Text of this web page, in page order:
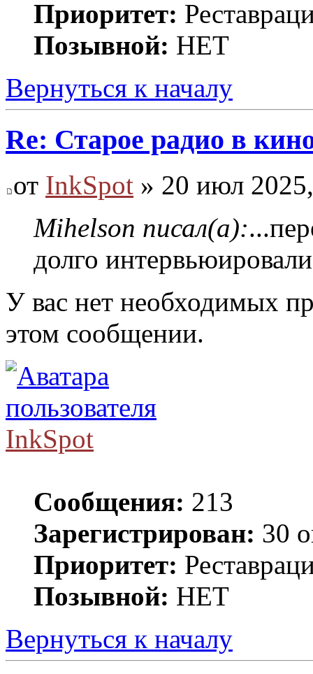
Приоритет:
Позывной: НЕТ
Вернуться к началу
Re: Старое радио в
от InkSpot » 20 июл
Mihelson писал(а):
долго
У вас нет необходимых
этом сообщении.
InkSpot
Сообщения: 213
Зарегистрирован: 30
Приоритет:
Позывной: НЕТ
Вернуться к началу